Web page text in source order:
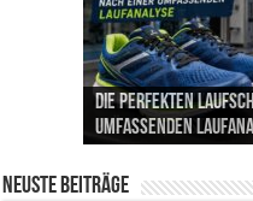
Die perfekten
umfassenden
Intelligente ZYCLE-
Präzision, Leistung
Insemination (IUI):
Kosten im Überblick
Cannabis als
und Schlaf im Alltag
Leben mit
Sicherheit im Alltag
Neuste Beiträge